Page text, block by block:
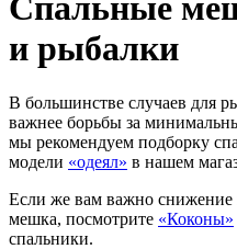
Спальные
и рыбалки
В большинстве случаев для
важнее борьбы за
мы рекомендуем подборку
модели «одеял» в нашем
Если же вам важно снижение
мешка, посмотрите «Коконы»
спальники.